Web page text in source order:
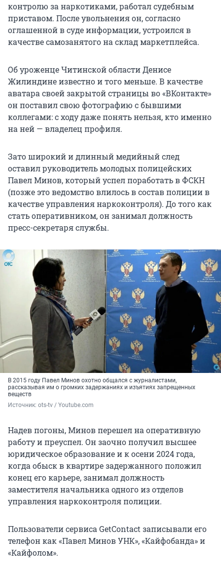
контролю за наркотиками, работал судебным
приставом. После увольнения он, согласно
оглашенной в суде информации, устроился в
качестве самозанятого на склад маркетплейса.
Об уроженце Читинской области Денисе
Жилиндине известно и того меньше. В качестве
аватара своей закрытой страницы во «ВКонтакте»
он поставил свою фотографию с бывшими
коллегами: с ходу даже понять нельзя, кто именно
на ней — владелец профиля.
Зато широкий и длинный медийный след
оставил руководитель молодых полицейских
Павел Минов, который успел поработать в ФСКН
(позже это ведомство влилось в состав полиции в
качестве управления наркоконтроля). До того как
стать оперативником, он занимал должность
пресс-секретаря службы.
В 2015 году Павел Минов охотно общался с журналистами,
рассказывая им о громких задержаниях и изъятиях запрещенных
веществ
Источник: ots-tv / Youtube.com
Надев погоны, Минов перешел на оперативную
работу и преуспел. Он заочно получил высшее
юридическое образование и к осени 2024 года,
когда обыск в квартире задержанного положил
конец его карьере, занимал должность
заместителя начальника одного из отделов
управления наркоконтроля полиции.
Пользователи сервиса GetContact записывали его
телефон как «Павел Минов УНК», «Кайфобанда» и
«Кайфолом».